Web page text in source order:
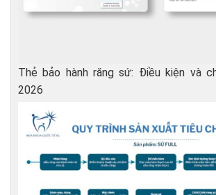
Thẻ bảo hành răng sứ: Điều kiện và
2026